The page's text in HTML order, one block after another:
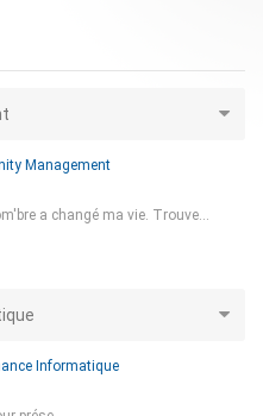
a changé ma vie. Trouve...